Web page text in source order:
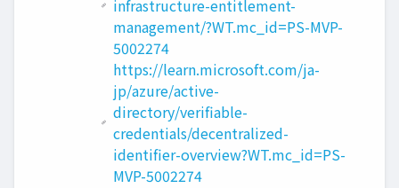
infrastructure-entitlement-
management/?WT.mc_id=PS-MVP-
5002274
https://learn.microsoft.com/ja-
jp/azure/active-
directory/verifiable-
credentials/decentralized-
identifier-overview?WT.mc_id=PS-
MVP-5002274